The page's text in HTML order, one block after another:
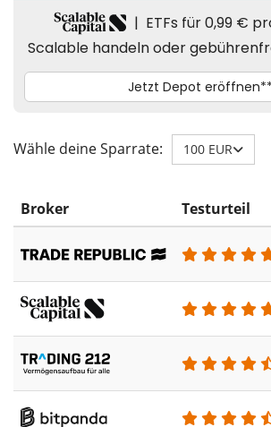
Wähle deine Sparrate: 100 EUR
Broker Testurteil